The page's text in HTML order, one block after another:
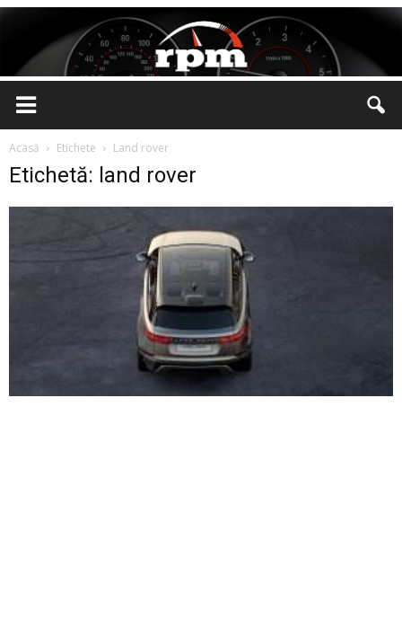
Minut
Acasă Etichete Land rover
Etichetă: land rover